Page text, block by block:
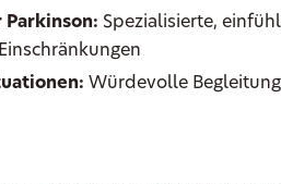
Parkinson: Spezialisierte,
Würdevolle